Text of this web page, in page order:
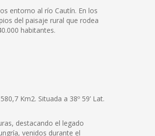
entorno al río Cautín. En los
del paisaje rural que rodea
habitantes.
Km2. Situada a 38º 59’ Lat.
destacando el legado
venidos durante el